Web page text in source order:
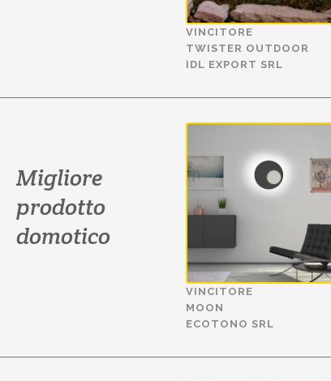
VINCITORE
TWISTER OUTDOOR
IDL EXPORT SRL
Migliore
prodotto
domotico
VINCITORE
MOON
ECOTONO SRL